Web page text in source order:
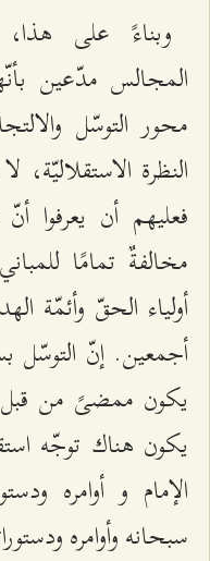
وبناءً على
المجالس مدّعين
محور التوسّل
النظرة
فعليهم أن يعرفوا
مخالفةٌ تمامًا
أولياء الحقّ وأئمّة
أجمعين. إنّ التوسّل
يكون ممضىً من قبل
يكون هناك توجّه
الإمام و أوامره
سبحانه وأوامره